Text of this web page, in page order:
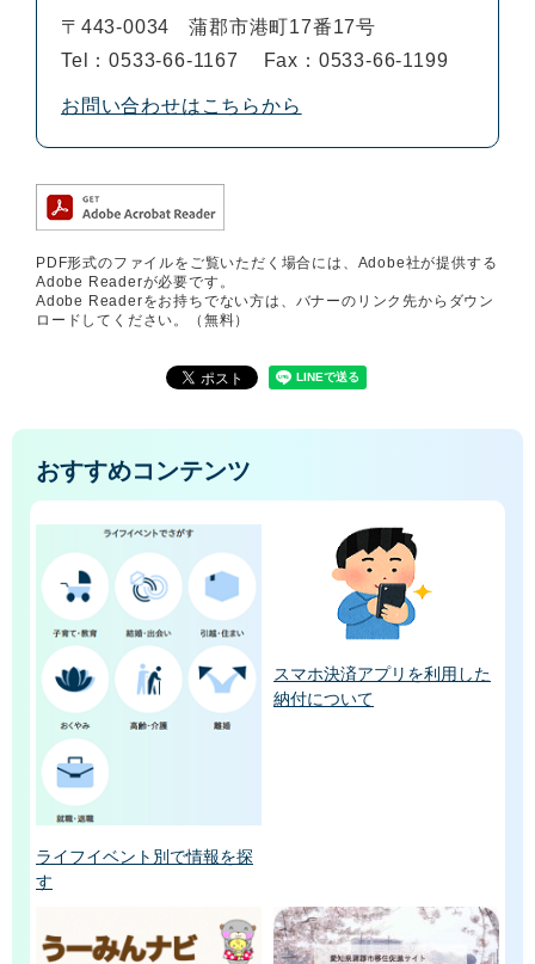
〒443-0034
蒲郡市港町17番17号
Tel：0533-66-1167
Fax：0533-66-1199
お問い合わせはこちらから
PDF形式のファイルをご覧いただく場合には、Adobe社が提供する
Adobe Readerが必要です。
Adobe Readerをお持ちでない方は、バナーのリンク先からダウン
ロードしてください。（無料）
おすすめコンテンツ
ライフイベント別で情報を探
す
スマホ決済アプリを利用した
納付について